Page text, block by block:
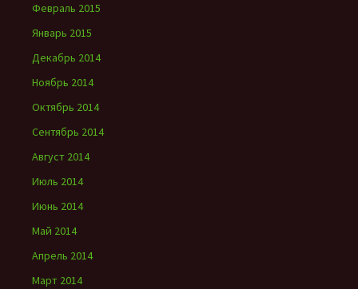
Февраль 2015
Январь 2015
Декабрь 2014
Ноябрь 2014
Октябрь 2014
Сентябрь 2014
Август 2014
Июль 2014
Июнь 2014
Май 2014
Апрель 2014
Март 2014